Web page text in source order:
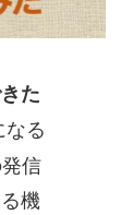
た
る
信
機